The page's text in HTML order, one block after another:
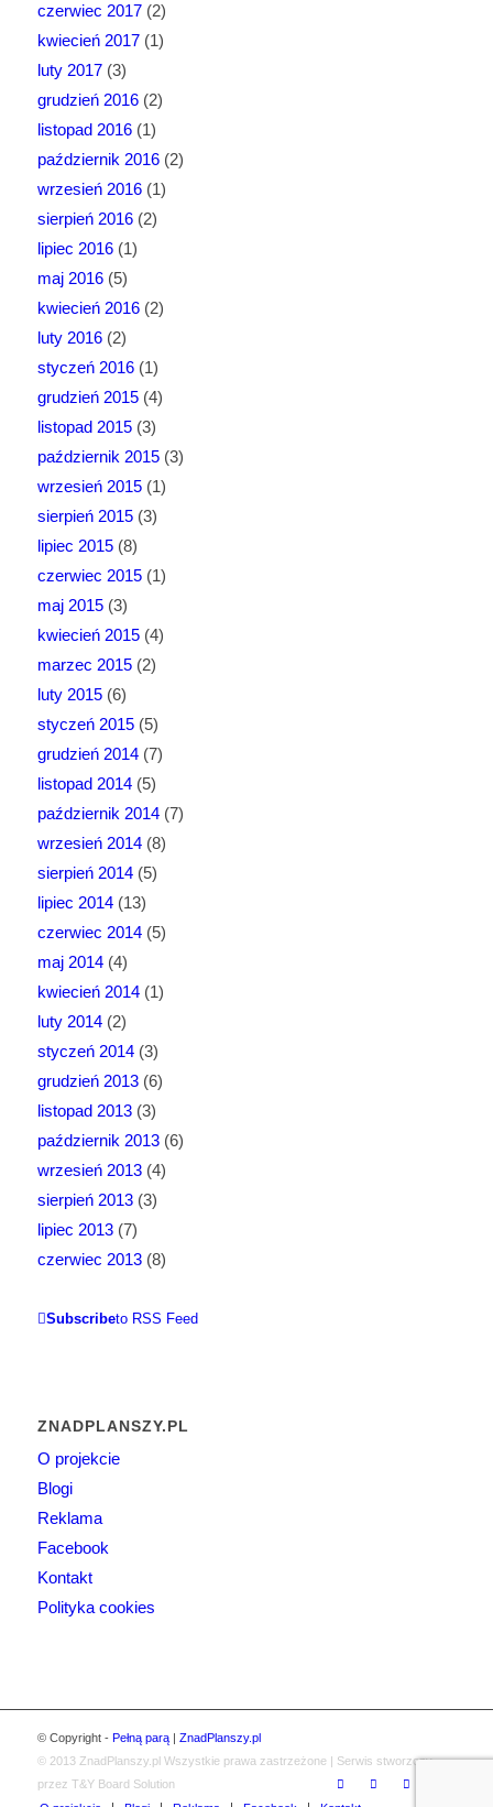
czerwiec 2017(2)
kwiecień 2017(1)
luty 2017(3)
grudzień 2016(2)
listopad 2016(1)
październik 2016(2)
wrzesień 2016(1)
sierpień 2016(2)
lipiec 2016(1)
maj 2016(5)
kwiecień 2016(2)
luty 2016(2)
styczeń 2016(1)
grudzień 2015(4)
listopad 2015(3)
październik 2015(3)
wrzesień 2015(1)
sierpień 2015(3)
lipiec 2015(8)
czerwiec 2015(1)
maj 2015(3)
kwiecień 2015(4)
marzec 2015(2)
luty 2015(6)
styczeń 2015(5)
grudzień 2014(7)
listopad 2014(5)
październik 2014(7)
wrzesień 2014(8)
sierpień 2014(5)
lipiec 2014(13)
czerwiec 2014(5)
maj 2014(4)
kwiecień 2014(1)
luty 2014(2)
styczeń 2014(3)
grudzień 2013(6)
listopad 2013(3)
październik 2013(6)
wrzesień 2013(4)
sierpień 2013(3)
lipiec 2013(7)
czerwiec 2013(8)
Subscribeto RSS Feed
ZNADPLANSZY.PL
O projekcie
Blogi
Reklama
Facebook
Kontakt
Polityka cookies
© Copyright - Pełną parą| ZnadPlanszy.pl
© 2013 ZnadPlanszy.pl Wszystkie prawa zastrzeżone | Serwis stworzony
przez T&Y Board Solution